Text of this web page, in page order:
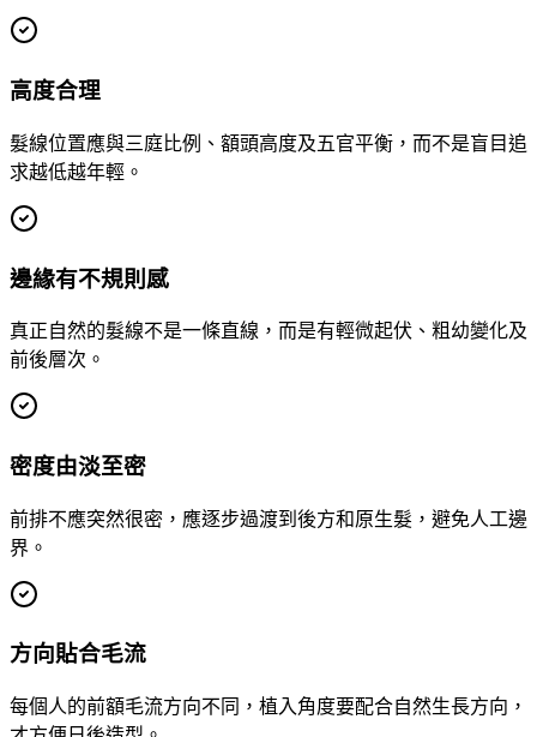
高度合理
髮線位置應與三庭比例、額頭高度及五官平衡，而不是盲目追
求越低越年輕。
邊緣有不規則感
真正自然的髮線不是一條直線，而是有輕微起伏、粗幼變化及
前後層次。
密度由淡至密
前排不應突然很密，應逐步過渡到後方和原生髮，避免人工邊
界。
方向貼合毛流
每個人的前額毛流方向不同，植入角度要配合自然生長方向，